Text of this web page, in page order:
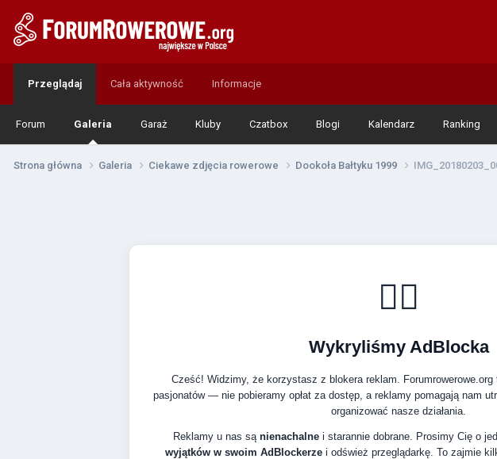
Przeglądaj
Forum Galeria Garaż Kluby Czatbox Blogi Kalendarz Ranking
Cała aktywność Informacje
Strona główna Galeria Ciekawe zdjęcia rowerowe Dookoła Bałtyku 1999
🚴‍♂️
Wykryliśmy AdBlocka
Cześć! Widzimy, że korzystasz z blokera reklam. Forumrowerowe.org
pasjonatów — nie pobieramy opłat za dostęp, a reklamy pomagają nam
organizować nasze działania.
Reklamy u nas są nienachalnei starannie dobrane. Prosimy Cię o
wyjątków w swoim AdBlockerzei odśwież przeglądarkę. To zajmie